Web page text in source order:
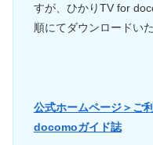
すが、ひかりTV for
順にてダウンロードい
公式ホームページ＞ご
docomoガイド誌